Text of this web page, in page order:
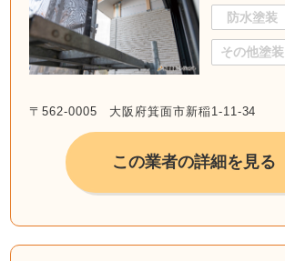
防水塗装
その他塗装
〒562-0005 大阪府箕面市新稲1-11-34
この業者の詳細を見る